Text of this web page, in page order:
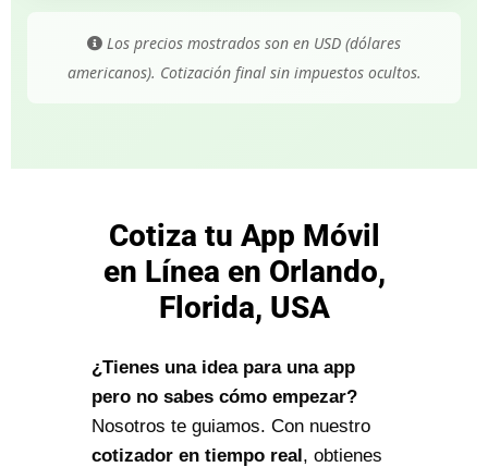
Los precios mostrados son en USD (dólares
americanos). Cotización final sin impuestos ocultos.
Cotiza tu App Móvil
en Línea en Orlando,
Florida, USA
¿Tienes una idea para una app
pero no sabes cómo empezar?
Nosotros te guiamos. Con nuestro
cotizador en tiempo real, obtienes